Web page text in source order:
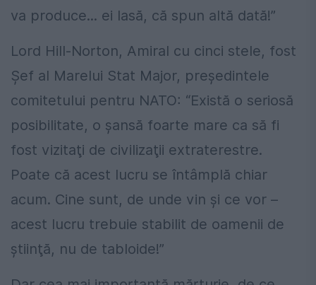
va produce... ei lasă, că spun altă dată!”
Lord Hill-Norton, Amiral cu cinci stele, fost
Şef al Marelui Stat Major, preşedintele
comitetului pentru NATO: “Există o seriosă
posibilitate, o şansă foarte mare ca să fi
fost vizitaţi de civilizaţii extraterestre.
Poate că acest lucru se întâmplă chiar
acum. Cine sunt, de unde vin şi ce vor –
acest lucru trebuie stabilit de oamenii de
ştiinţă, nu de tabloide!”